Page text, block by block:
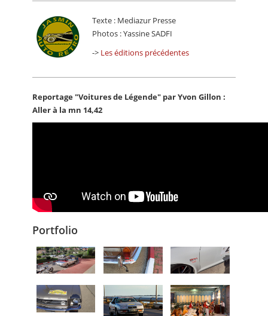
Texte : Mediazur Presse
Photos : Yassine SADFI
-> Les éditions précédentes
Reportage "Voitures de Légende" par Yvon Gillon :
Aller à la mn 14,42
Portfolio